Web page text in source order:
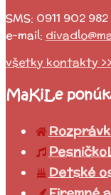
SMS: 0911 902 982
e-mail:
všetky kontakty
MaKiLe
Detské